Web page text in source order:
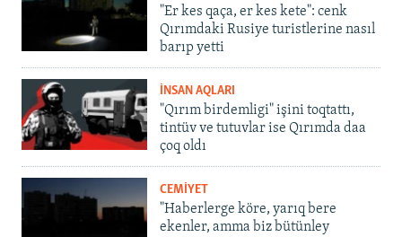
"Er kes qaça, er kes kete": cenk
Qırımdaki Rusiye turistlerine nasıl
barıp yetti
İNSAN AQLARI
"Qırım birdemligi" işini toqtattı,
tintüv ve tutuvlar ise Qırımda daa
çoq oldı
CEMİYET
"Haberlerge köre, yarıq bere
ekenler, amma biz bütünley